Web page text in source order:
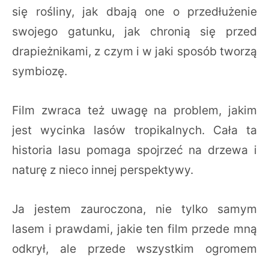
się rośliny, jak dbają one o przedłużenie
swojego gatunku, jak chronią się przed
drapieżnikami, z czym i w jaki sposób tworzą
symbiozę.
Film zwraca też uwagę na problem, jakim
jest wycinka lasów tropikalnych. Cała ta
historia lasu pomaga spojrzeć na drzewa i
naturę z nieco innej perspektywy.
Ja jestem zauroczona, nie tylko samym
lasem i prawdami, jakie ten film przede mną
odkrył, ale przede wszystkim ogromem